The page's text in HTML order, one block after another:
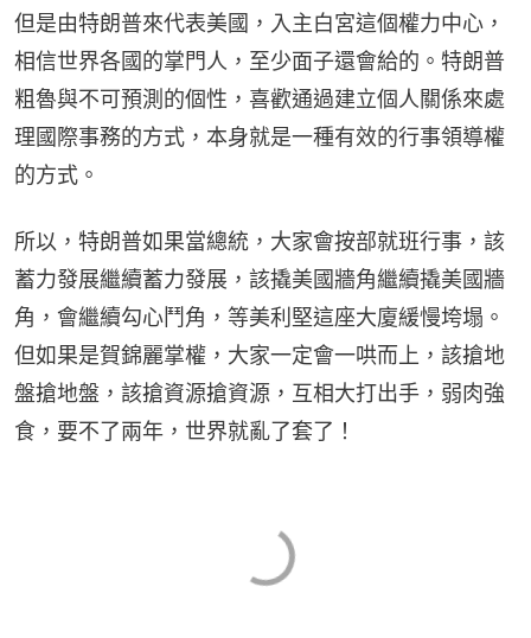
但是由特朗普來代表美國，入主白宮這個權力中心，
相信世界各國的掌門人，至少面子還會給的。特朗普
粗魯與不可預測的個性，喜歡通過建立個人關係來處
理國際事務的方式，本身就是一種有效的行事領導權
的方式。
所以，特朗普如果當總統，大家會按部就班行事，該
蓄力發展繼續蓄力發展，該撬美國牆角繼續撬美國牆
角，會繼續勾心鬥角，等美利堅這座大廈緩慢垮塌。
但如果是賀錦麗掌權，大家一定會一哄而上，該搶地
盤搶地盤，該搶資源搶資源，互相大打出手，弱肉強
食，要不了兩年，世界就亂了套了！